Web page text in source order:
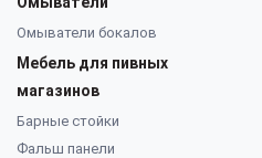
Омыватели бокалов
Мебель для пивных
магазинов
Барные стойки
Фальш панели